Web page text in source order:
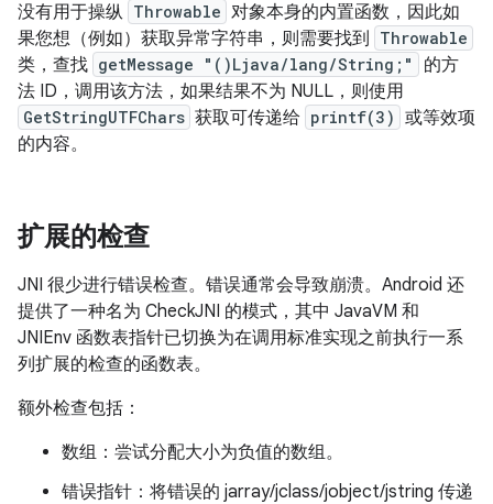
没有用于操纵 Throwable 对象本身的内置函数，因此如
果您想（例如）获取异常字符串，则需要找到
Throwable
类，查找 getMessage "()Ljava/lang/String;"
的方
法 ID，调用该方法，如果结果不为 NULL，则使用
GetStringUTFChars 获取可传递给 printf(3) 或等效项
的内容。
扩展的检查
JNI 很少进行错误检查。错误通常会导致崩溃。Android 还
提供了一种名为 CheckJNI 的模式，其中 JavaVM 和
JNIEnv 函数表指针已切换为在调用标准实现之前执行一系
列扩展的检查的函数表。
额外检查包括：
数组：尝试分配大小为负值的数组。
错误指针：将错误的 jarray/jclass/jobject/jstring 传递